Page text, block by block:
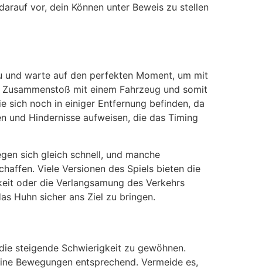
vor, dein Können unter Beweis zu stellen
und warte auf den perfekten Moment, um mit
mit einem Fahrzeug und somit
sich noch in einiger Entfernung befinden, da
und Hindernisse aufweisen, die das Timing
sich gleich schnell, und manche
Viele Versionen des Spiels bieten die
oder die Verlangsamung des Verkehrs
Huhn sicher ans Ziel zu bringen.
steigende Schwierigkeit zu gewöhnen.
Bewegungen entsprechend. Vermeide es,